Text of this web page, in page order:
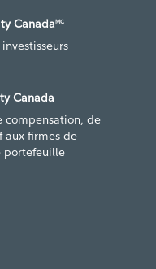
CanadaMC
Canada
compensation, de
aux firmes de
portefeuille